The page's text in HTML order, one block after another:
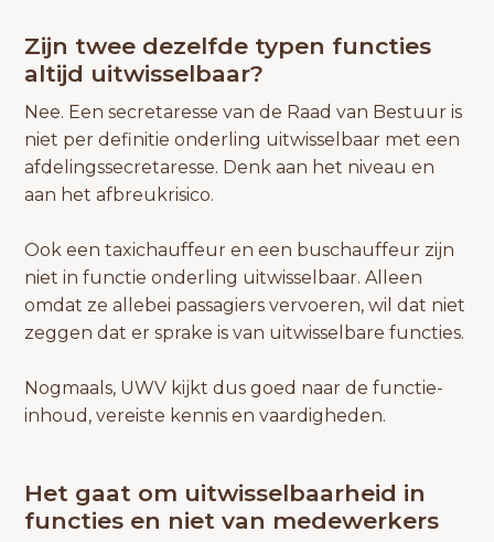
Zijn twee dezelfde typen functies
altijd uitwisselbaar?
Nee. Een secretaresse van de Raad van Bestuur is
niet per definitie onderling uitwisselbaar met een
afdelingssecretaresse. Denk aan het niveau en
aan het afbreukrisico.
Ook een taxichauffeur en een buschauffeur zijn
niet in functie onderling uitwisselbaar. Alleen
omdat ze allebei passagiers vervoeren, wil dat niet
zeggen dat er sprake is van uitwisselbare functies.
Nogmaals, UWV kijkt dus goed naar de functie-
inhoud, vereiste kennis en vaardigheden.
Het gaat om uitwisselbaarheid in
functies en niet van medewerkers